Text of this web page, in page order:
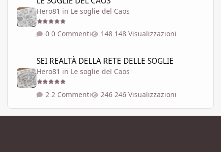
Hero81 in Le soglie del Caos
0 Commenti 148 Visualizzazioni
SEI REALTÀ DELLA RETE DELLE SOGLIE
Hero81 in Le soglie del Caos
2 Commenti 246 Visualizzazioni